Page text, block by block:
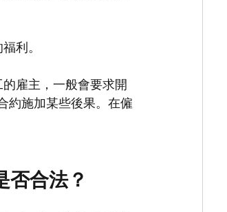
利。
雇主，一般會要求開
約施加某些後果。在僱
否合法？